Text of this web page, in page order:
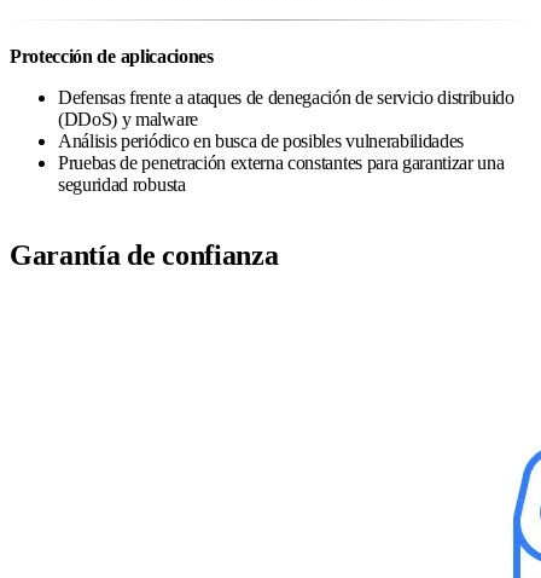
Protección de aplicaciones
Defensas frente a ataques de denegación de servicio distribuido
(DDoS) y malware
Análisis periódico en busca de posibles vulnerabilidades
Pruebas de penetración externa constantes para garantizar una
seguridad robusta
Garantía de confianza